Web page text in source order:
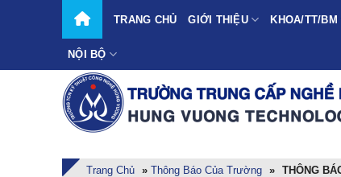
TRANG CHỦ GIỚI THIỆU KHOA/TT/BM
NỘI BỘ
Trang Chủ » Thông Báo Của Trường » THÔNG